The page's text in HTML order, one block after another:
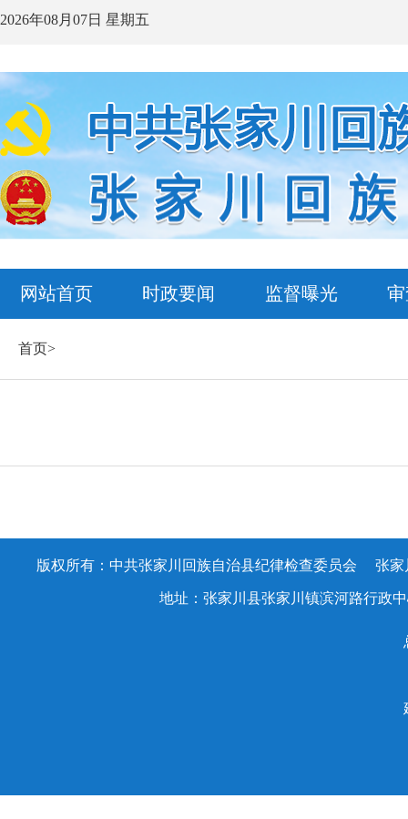
2026年08月07日 星期五
网站首页 时政要闻 监督曝光
首页>
版权所有：中共张家川回族自治县纪律检查委员会 张
地址：张家川县张家川镇滨河路行政